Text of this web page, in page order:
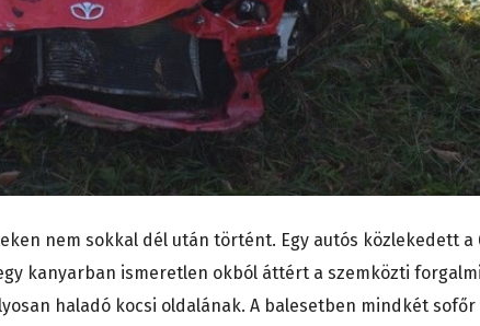
nem sokkal dél után történt. Egy autós közlekedett a
kanyarban ismeretlen okból áttért a szemközti
haladó kocsi oldalának. A balesetben mindkét sofőr